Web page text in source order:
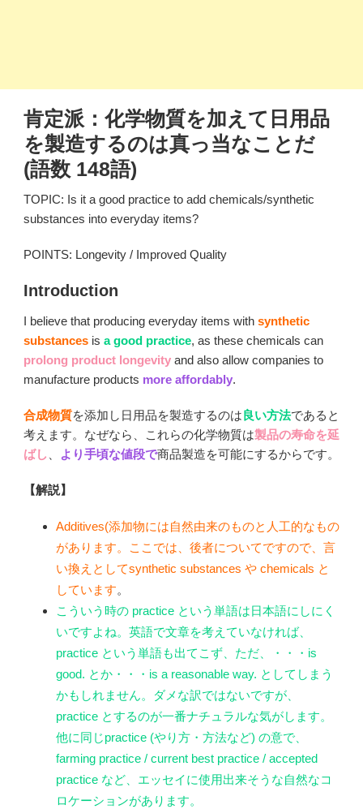
肯定派：化学物質を加えて日用品
を製造するのは真っ当なことだ
(語数 148語)
TOPIC: Is it a good practice to add chemicals/synthetic
substances into everyday items?
POINTS: Longevity / Improved Quality
Introduction
I believe that producing everyday items with synthetic
substances is a good practice, as these chemicals can
prolong product longevity and also allow companies to
manufacture products more affordably.
合成物質を添加し日用品を製造するのは良い方法であると
考えます。なぜなら、これらの化学物質は製品の寿命を延
ばし
より手頃な値段で商品製造を可能にするからです。
【解説】
Additives(添加物には自然由来のものと人工的なもの
があります。ここでは、後者についてですので、言
い換えとしてsynthetic substances や chemicals と
しています。
こういう時の practice という単語は日本語にしにく
いですよね。英語で文章を考えていなければ、
practice という単語も出てこず、ただ、・・・is
good. とか・・・is a reasonable way. としてしまう
かもしれません。ダメな訳ではないですが、
practice とするのが一番ナチュラルな気がします。
他に同じpractice (やり方・方法など) の意で、
farming practice / current best practice / accepted
practice など、エッセイに使用出来そうな自然なコ
ロケーションがあります。